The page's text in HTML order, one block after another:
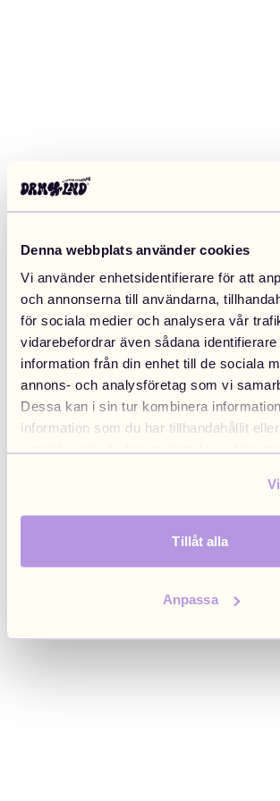
Denna webbplats använder cookies
Vi använder enhetsidentifierare för att
och annonserna till användarna,
för sociala medier och analysera vår
vidarebefordrar även sådana
information från din enhet till de sociala
annons- och analysföretag som vi
Dessa kan i sin tur kombinera
information som du har tillhandahållit
samlat in när du har använt deras
Tillåt alla
Anpassa
Application error: a client-side exception
browser console for more